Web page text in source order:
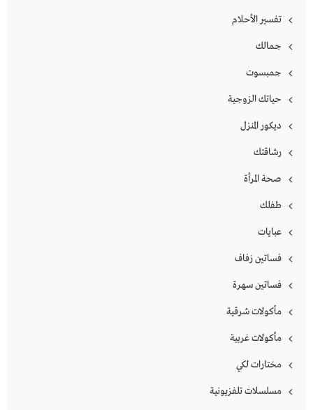
تفسير الأحلام
جمالك
جمبسوت
حياتك الزوجية
ديكور المنزل
رشاقتك
صحة المرأة
طفلك
عبايات
فساتين زفاف
فساتين سهرة
مأكولات شرقية
مأكولات غربية
مختارات لكي
مسلسلات تلفزيونية